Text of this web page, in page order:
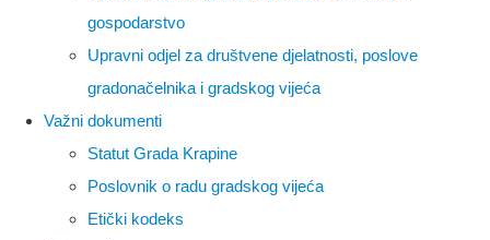
gospodarstvo
Upravni odjel za društvene djelatnosti, poslove
gradonačelnika i gradskog vijeća
Važni dokumenti
Statut Grada Krapine
Poslovnik o radu gradskog vijeća
Etički kodeks